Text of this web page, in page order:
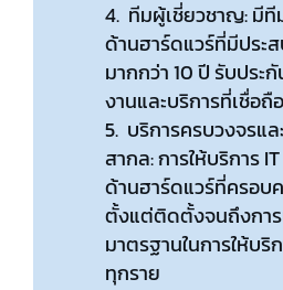
4. ทีมผู้เชี่ยวชาญ: มี
ด้านฮาร์ดแวร์ที่มีประ
มากกว่า 10 ปี รับปร
งานและบริการที่เชื่อถื
5. บริการครบวงจรแ
สากล: การให้บริการ
ด้านฮาร์ดแวร์ที่ครอบ
ตั้งแต่ติดตั้งจนถึงการ
มาตรฐานในการให้บริ
ทุกราย